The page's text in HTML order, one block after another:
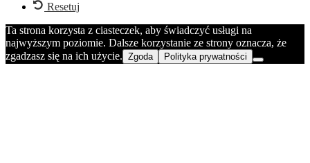
Resetuj
Ta strona korzysta z ciasteczek, aby świadczyć usługi na
najwyższym poziomie. Dalsze korzystanie ze strony oznacza, że
zgadzasz się na ich użycie. Zgoda Polityka prywatności